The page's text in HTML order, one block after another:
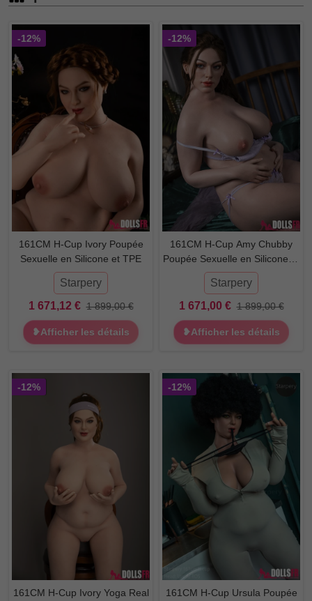
-12%
161CM H-Cup Ivory Poupée
Sexuelle en Silicone et TPE
Starpery
1 671,12 € 1 899,00 €
❥Afficher les détails
-12%
161CM H-Cup Amy Chubby
Poupée Sexuelle en Silicone et
TPE
Starpery
1 671,00 € 1 899,00 €
❥Afficher les détails
-12%
161CM H-Cup Ivory Yoga Real
-12%
161CM H-Cup Ursula Poupée